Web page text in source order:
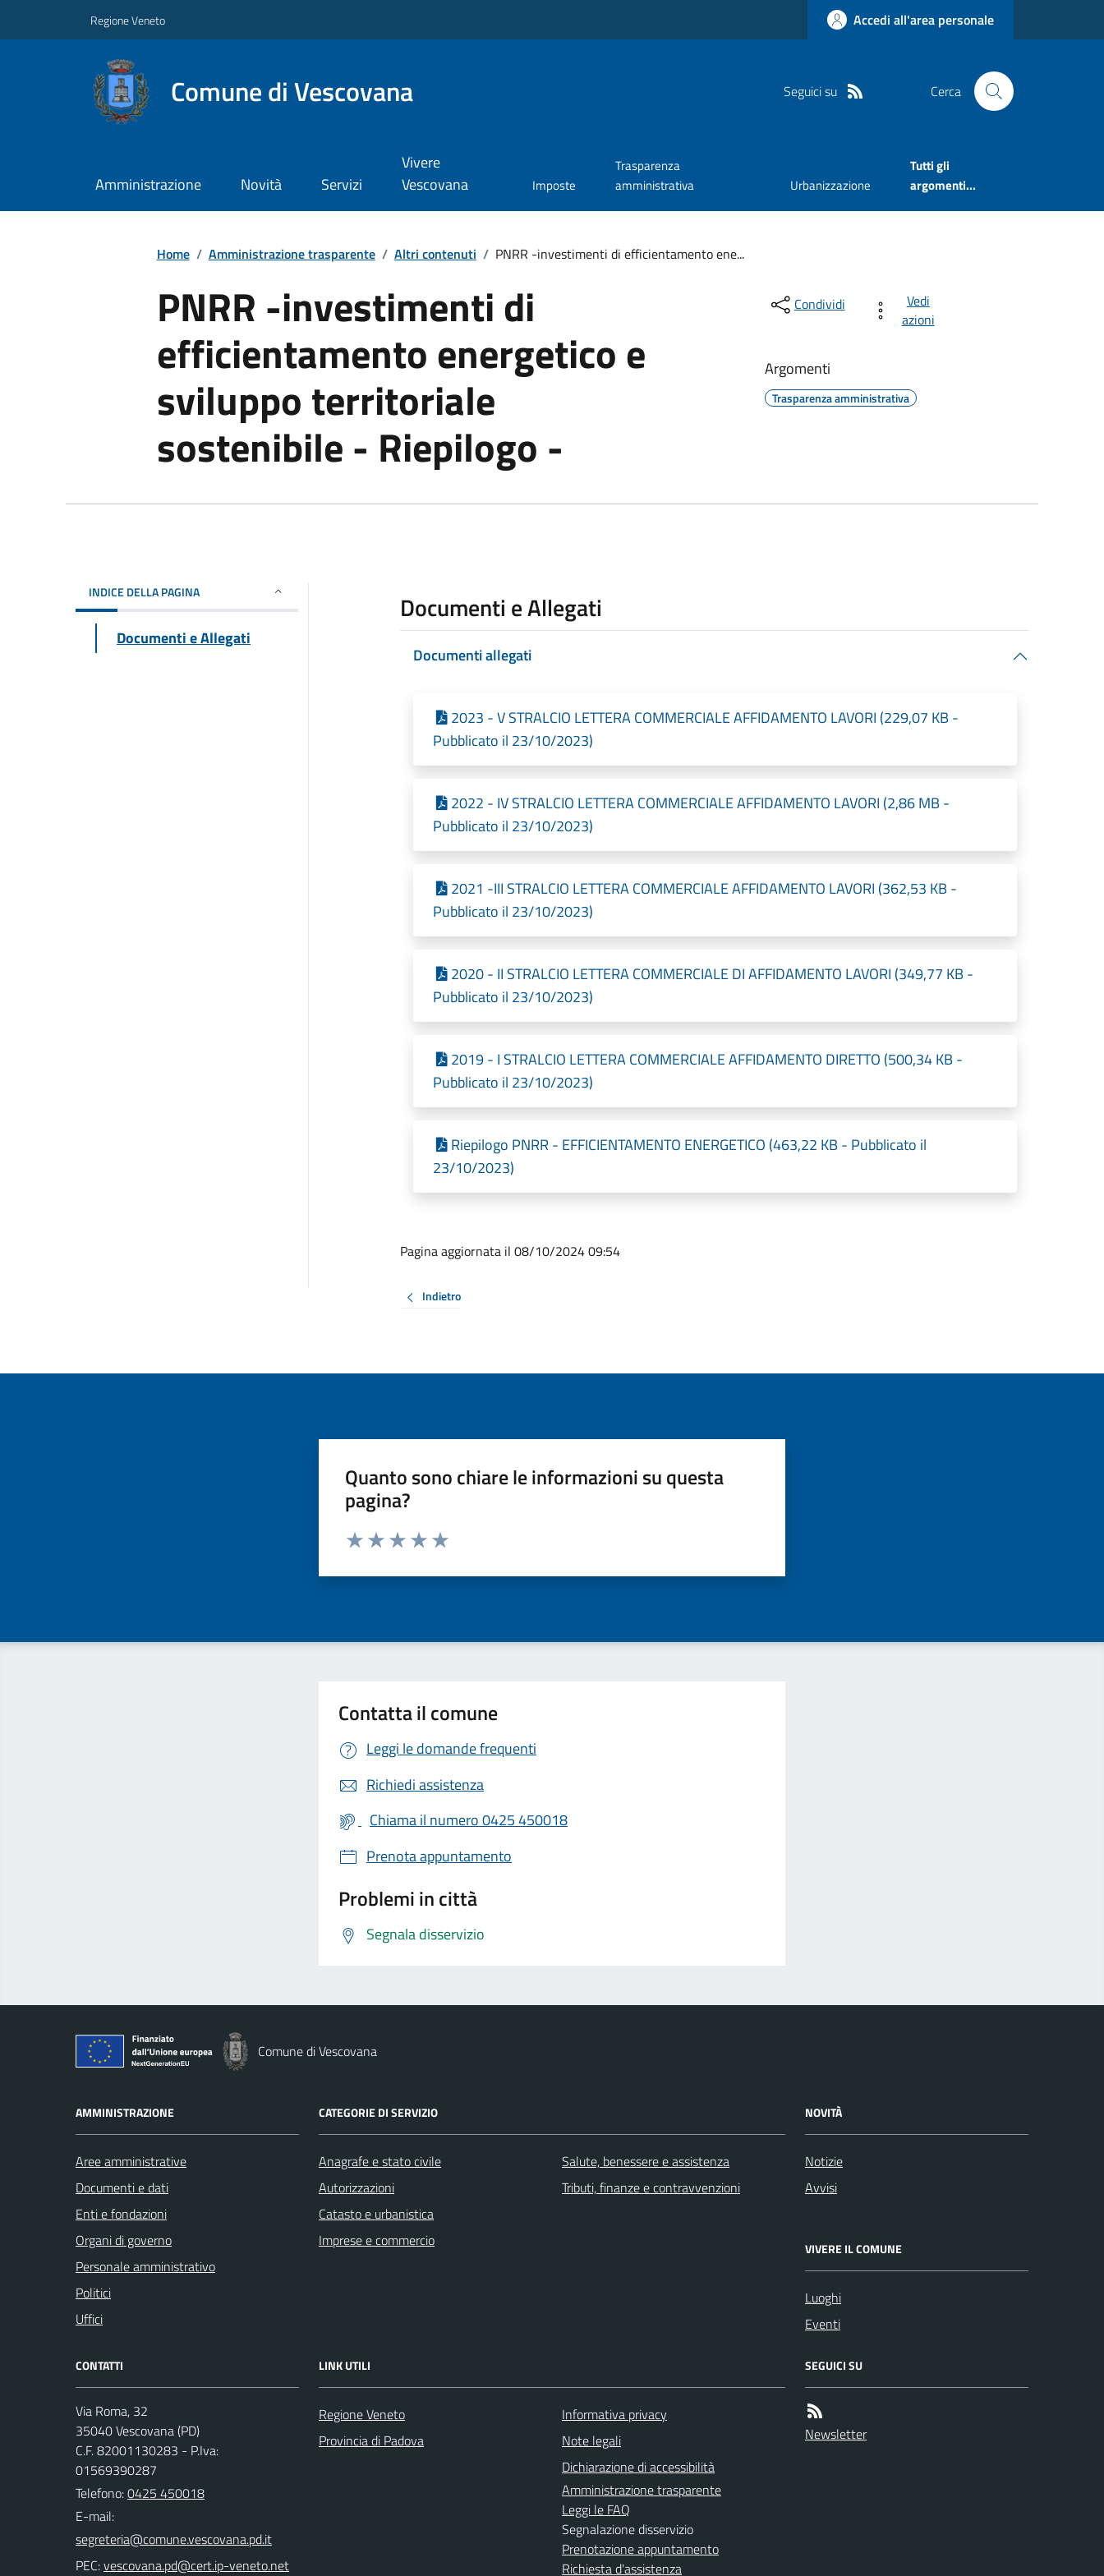
Regione Veneto Accedi all'area personale
Comune di Vescovana Seguici su Cerca
Amministrazione Novità Servizi
Vivere
Vescovana
Imposte
Trasparenza
amministrativa
Urbanizzazione
Tutti gli
argomenti...
Home / Amministrazione trasparente / Altri contenuti / PNRR -investimenti di efficientamento ene...
PNRR -investimenti di
efficientamento energetico e
sviluppo territoriale
sostenibile - Riepilogo -
Condividi
Vedi
azioni
Argomenti
Trasparenza amministrativa
INDICE DELLA PAGINA
Documenti e Allegati
Documenti e Allegati
Documenti allegati
2023 - V STRALCIO LETTERA COMMERCIALE AFFIDAMENTO LAVORI (229,07 KB -
Pubblicato il 23/10/2023)
2022 - IV STRALCIO LETTERA COMMERCIALE AFFIDAMENTO LAVORI (2,86 MB -
Pubblicato il 23/10/2023)
2021 -III STRALCIO LETTERA COMMERCIALE AFFIDAMENTO LAVORI (362,53 KB -
Pubblicato il 23/10/2023)
2020 - II STRALCIO LETTERA COMMERCIALE DI AFFIDAMENTO LAVORI (349,77 KB -
Pubblicato il 23/10/2023)
2019 - I STRALCIO LETTERA COMMERCIALE AFFIDAMENTO DIRETTO (500,34 KB -
Pubblicato il 23/10/2023)
Riepilogo PNRR - EFFICIENTAMENTO ENERGETICO (463,22 KB - Pubblicato il
23/10/2023)
Pagina aggiornata il 08/10/2024 09:54
Indietro
Quanto sono chiare le informazioni su questa
pagina?
Valuta da 1 a 5 stelle la pagina
Contatta il comune
Leggi le domande frequenti
Richiedi assistenza
Chiama il numero 0425 450018
Prenota appuntamento
Problemi in città
Segnala disservizio
Comune di Vescovana
AMMINISTRAZIONE
Aree amministrative
Documenti e dati
Enti e fondazioni
Organi di governo
Personale amministrativo
Politici
Uffici
CATEGORIE DI SERVIZIO
Anagrafe e stato civile
Autorizzazioni
Catasto e urbanistica
Imprese e commercio
Salute, benessere e assistenza
Tributi, finanze e contravvenzioni
NOVITÀ
Notizie
Avvisi
VIVERE IL COMUNE
Luoghi
Eventi
CONTATTI
Via Roma, 32
35040 Vescovana (PD)
C.F. 82001130283 - P.Iva:
01569390287
Telefono:0425 450018
E-mail:
PEC:
LINK UTILI
Regione Veneto
Provincia di Padova
Informativa privacy
Note legali
Dichiarazione di accessibilità
Amministrazione trasparente
Leggi le FAQ
Segnalazione disservizio
Prenotazione appuntamento
Richiesta d'assistenza
SEGUICI SU
Newsletter